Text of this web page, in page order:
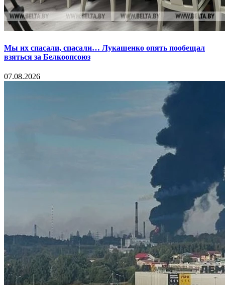
Мы их спасали, спасали… Лукашенко опять пообещал
взяться за Белкоопсоюз
07.08.2026